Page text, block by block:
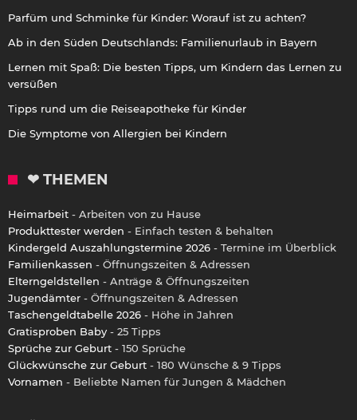
Parfüm und Schminke für Kinder: Worauf ist zu achten?
Ab in den Süden Deutschlands: Familienurlaub in Bayern
Lernen mit Spaß: Die besten Tipps, um Kindern das Lernen zu
versüßen
Tipps rund um die Reiseapotheke für Kinder
Die Symptome von Allergien bei Kindern
❤ THEMEN
Heimarbeit - Arbeiten von zu Hause
Produkttester werden - Einfach testen & behalten
Kindergeld Auszahlungstermine 2026 - Termine im Überblick
Familienkassen - Öffnungszeiten & Adressen
Elterngeldstellen - Anträge & Öffnungszeiten
Jugendämter - Öffnungszeiten & Adressen
Taschengeldtabelle 2026 - Höhe in Jahren
Gratisproben Baby - 25 Tipps
Sprüche zur Geburt - 150 Sprüche
Glückwünsche zur Geburt - 180 Wünsche & 9 Tipps
Vornamen - Beliebte Namen für Jungen & Mädchen